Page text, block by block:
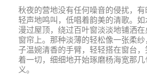
秋夜的营地没有任何噪音的侵扰，
轻声地鸣叫，低唱着韵美的清歌。
漫过屋顶，绕过百叶窗淡淡地铺洒
窗帘上。那种淡薄的轻松像一张柔
子温婉清香的手臂，轻轻搭在窗台
着一切，细细地开始琢磨杨海宽那
义。